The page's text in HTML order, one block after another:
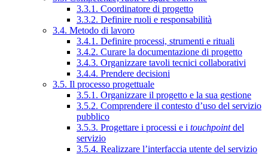
3.3.1. Coordinatore di progetto
3.3.2. Definire ruoli e responsabilità
3.4. Metodo di lavoro
3.4.1. Definire processi, strumenti e rituali
3.4.2. Curare la documentazione di progetto
3.4.3. Organizzare tavoli tecnici collaborativi
3.4.4. Prendere decisioni
3.5. Il processo progettuale
3.5.1. Organizzare il progetto e la sua gestione
3.5.2. Comprendere il contesto d’uso del servizio
pubblico
3.5.3. Progettare i processi e i touchpointdel
servizio
3.5.4. Realizzare l’interfaccia utente del servizio